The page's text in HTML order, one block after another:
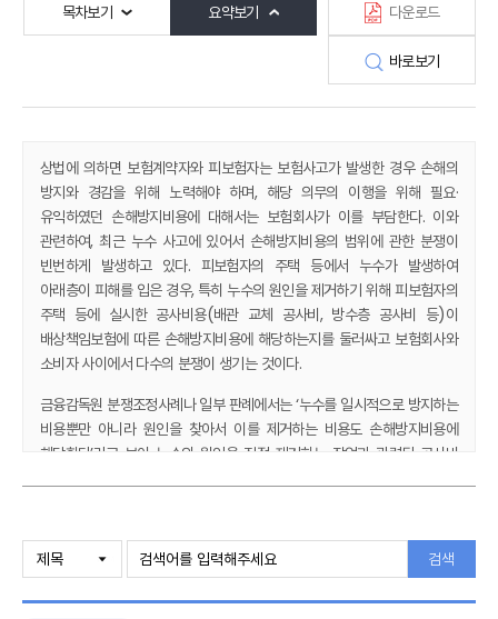
목차보기 요약보기 다운로드
바로보기
상법에 의하면 보험계약자와 피보험자는 보험사고가 발생한 경우 손해의
방지와 경감을 위해 노력해야 하며, 해당 의무의 이행을 위해 필요·
유익하였던 손해방지비용에 대해서는 보험회사가 이를 부담한다. 이와
관련하여, 최근 누수 사고에 있어서 손해방지비용의 범위에 관한 분쟁이
빈번하게 발생하고 있다. 피보험자의 주택 등에서 누수가 발생하여
아래층이 피해를 입은 경우, 특히 누수의 원인을 제거하기 위해 피보험자의
주택 등에 실시한 공사비용(배관 교체 공사비, 방수층 공사비 등)이
배상책임보험에 따른 손해방지비용에 해당하는지를 둘러싸고 보험회사와
소비자 사이에서 다수의 분쟁이 생기는 것이다.
금융감독원 분쟁조정사례나 일부 판례에서는 ‘누수를 일시적으로 방지하는
비용뿐만 아니라 원인을 찾아서 이를 제거하는 비용도 손해방지비용에
해당한다’라고 보아 누수의 원인을 직접 제거하는 작업과 관련된 공사비
배상책임보험의 본질 등을 고려하면 손해방지비용의 범위를 지나치게 넓게
운영하는 것은 경계할 필요가 있다. 우선, 손해방지비용은 보험계약자·
검색